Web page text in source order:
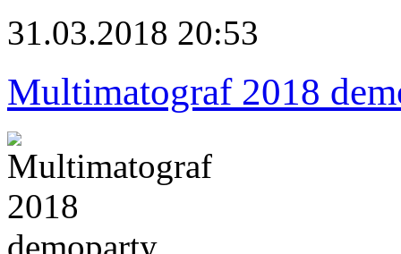
31.03.2018 20:53
Multimatograf 2018